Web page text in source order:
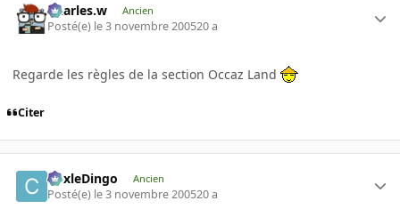
Charles.w Ancien
Posté(e) le 3 novembre 200520 a
Regarde les règles de la section Occaz Land
Citer
CoxleDingo Ancien
Posté(e) le 3 novembre 200520 a